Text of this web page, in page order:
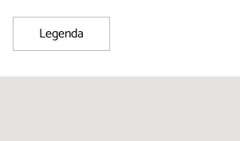
Legenda